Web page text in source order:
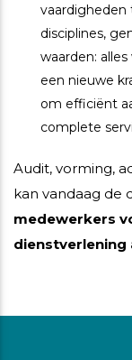
vaardigheden
disciplines,
waarden:
een nieuwe
om efficiënt
complete
Audit, vorming,
kan vandaag de
medewerkers
dienstverlening